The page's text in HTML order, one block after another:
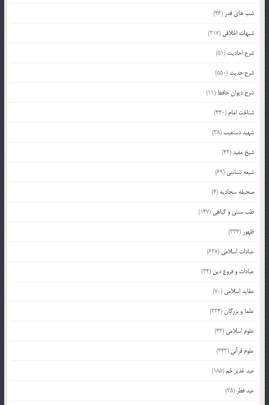
شب های قدر (46)
شبهات اخلاقی (217)
شرح احادیث (51)
شرح حدیث (550)
شرح دیوان حافظ (11)
شناخت امام (440)
شهید دستغیب(38)
شیخ مفید(42)
شیعه شناسی (69)
صحیفه سجادیه (4)
طب سنتی و گیاهی (147)
ظهور (334)
عبادات اسلامی (627)
عبادات و فروع دین (34)
عقاید اسلامی (70)
علما و بزرگان(224)
علوم اسلامی (43)
علوم قرآنی (343)
عید غدیر خم(185)
عید فطر (35)